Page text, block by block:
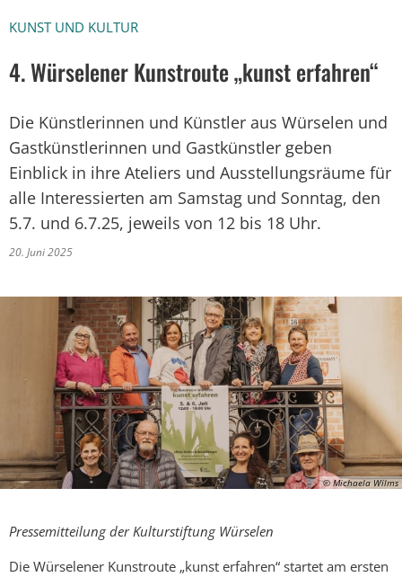
KUNST UND KULTUR
4. Würselener Kunstroute „kunst erfahren“
Die Künstlerinnen und Künstler aus Würselen und
Gastkünstlerinnen und Gastkünstler geben
Einblick in ihre Ateliers und Ausstellungsräume für
alle Interessierten am Samstag und Sonntag, den
5.7. und 6.7.25, jeweils von 12 bis 18 Uhr.
20. Juni 2025
© Michaela Wilms
Pressemitteilung der Kulturstiftung Würselen
Die Würselener Kunstroute „kunst erfahren“ startet am ersten